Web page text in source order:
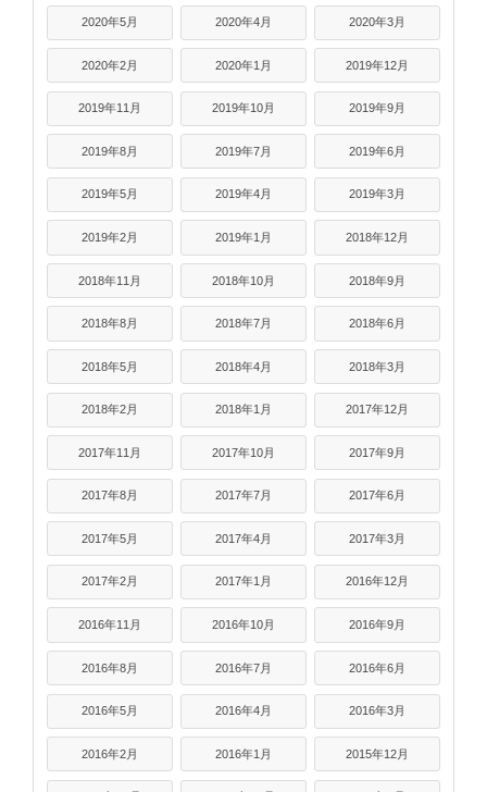
2020年5月 2020年4月 2020年3月
2020年2月 2020年1月 2019年12月
2019年11月 2019年10月 2019年9月
2019年8月 2019年7月 2019年6月
2019年5月 2019年4月 2019年3月
2019年2月 2019年1月 2018年12月
2018年11月 2018年10月 2018年9月
2018年8月 2018年7月 2018年6月
2018年5月 2018年4月 2018年3月
2018年2月 2018年1月 2017年12月
2017年11月 2017年10月 2017年9月
2017年8月 2017年7月 2017年6月
2017年5月 2017年4月 2017年3月
2017年2月 2017年1月 2016年12月
2016年11月 2016年10月 2016年9月
2016年8月 2016年7月 2016年6月
2016年5月 2016年4月 2016年3月
2016年2月 2016年1月 2015年12月